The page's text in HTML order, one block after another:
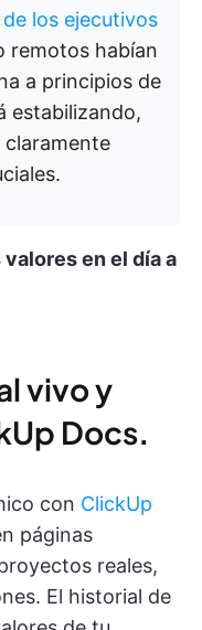
de los ejecutivos
remotos habían
a principios de
estabilizando,
claramente
en el día a
vivo y
Docs.
con ClickUp
páginas
reales,
El historial de